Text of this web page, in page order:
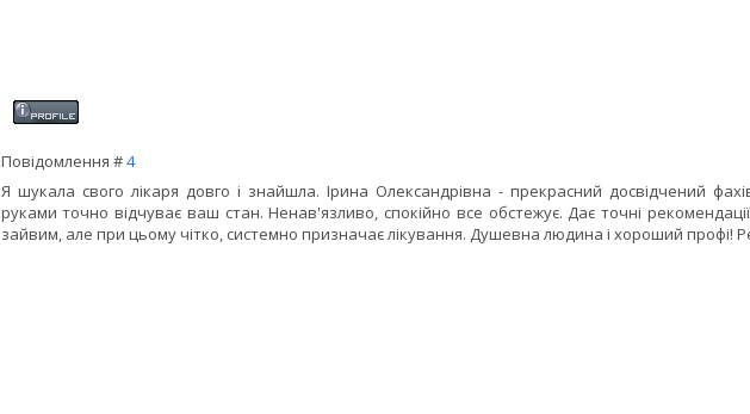
Повідомлення #4
Я шукала свого лікаря довго і знайшла. Ірина Олександрівна - прекрасний досвідчений
руками точно відчуває ваш стан. Ненав'язливо, спокійно все обстежує. Дає точні
зайвим, але при цьому чітко, системно призначає лікування. Душевна людина і хороший профі!